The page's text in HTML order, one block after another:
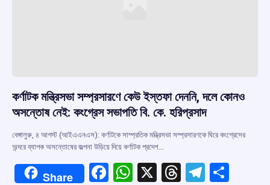
কর্ণাটক মন্ত্রিসভা সম্প্রসারণে কেউ ইস্তফা দেননি, দলে কোনও
অসন্তোষ নেই: কংগ্রেস সভাপতি বি. কে. হরিপ্রসাদ
বেঙ্গালুরু, ৪ আগস্ট (আইএএনএস): কর্ণাটকে সাম্প্রতিক মন্ত্রিসভা সম্প্রসারণকে ঘিরে কংগ্রেসের
অন্দরে ব্যাপক অসন্তোষের জল্পনা উড়িয়ে দিয়ে কর্ণাটক প্রদেশ…
Share
F
W X
T
T